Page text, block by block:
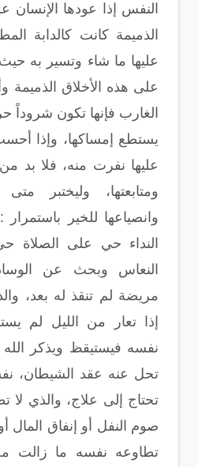
النفس إذا عودها الإنسان
الذميمة كانت كالدابة
عليها ما شاء وتسير به
على هذه الأخلاق الذميمة
الغارب فإنها تكون شروداً
يستطع إمساكها، وإذا
عليها نفرت منه، فلا بد
ومتابعتها، وليختبر متى
وانصياعها للخير
النداء حي على الصلاة
النعاس وبحث عن
مريضة لم تنقذ له بعد،
إذا تعار من الليل لم
نفسه فيستيقظ ويذكر
تحل عنه عقد الشيطان،
تحتاج إلى علاج، والذي لا
صوم النفل أو إنفاق المال
تطاوعه نفسه ما زالت